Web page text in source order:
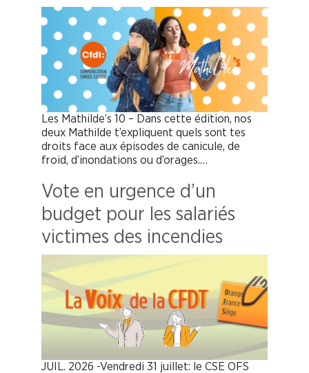
Les Mathilde’s 10 – Dans cette édition, nos
deux Mathilde t’expliquent quels sont tes
droits face aux épisodes de canicule, de
froid, d’inondations ou d’orages.…
Vote en urgence d’un
budget pour les salariés
victimes des incendies
JUIL. 2026 -Vendredi 31 juillet: le CSE OFS